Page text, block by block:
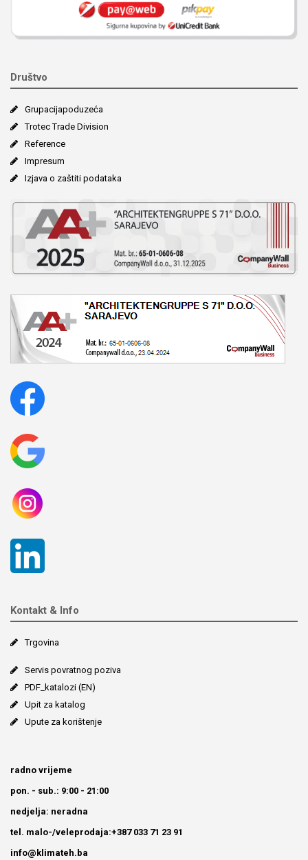
Društvo
Grupacija­poduzeća
Trotec Trade Division
Reference
Impresum
Izjava o zaštiti podataka
Kontakt & Info
Trgovina
Servis povratnog poziva
PDF_katalozi (EN)
Upit za katalog
Upute za korištenje
radno vrijeme
pon. - sub.: 9:00 - 21:00
nedjelja: neradna
tel. malo-/veleprodaja:+387 033 71 23 91
info@klimateh.ba